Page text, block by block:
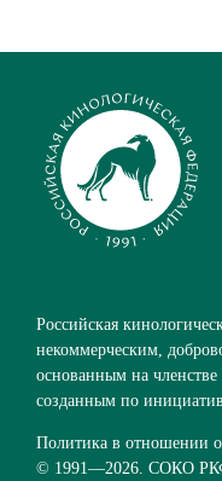
Российская
некоммерческим,
основанным на
созданным по
Политика в отношении
© 1991—2026. СОКО